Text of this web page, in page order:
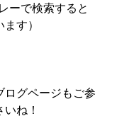
ーで検索すると
す）
ログページもご参
ね！